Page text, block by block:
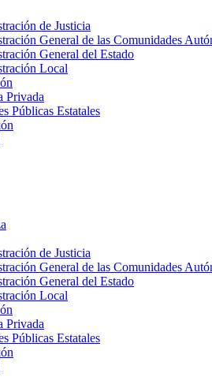
de Justicia
General de las Comunidades
General del Estado
Local
Privada
Públicas Estatales
de Justicia
General de las Comunidades
General del Estado
Local
Privada
Públicas Estatales